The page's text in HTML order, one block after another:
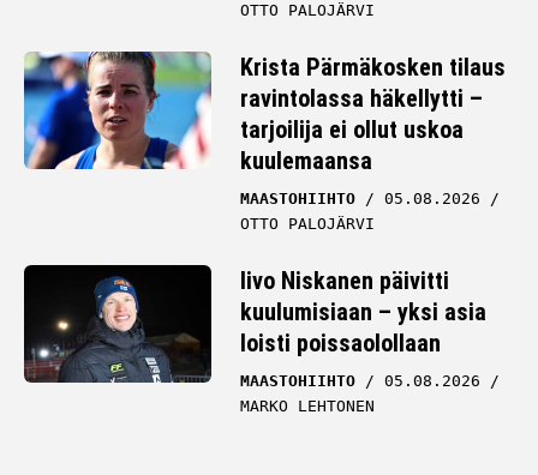
OTTO PALOJÄRVI
Krista Pärmäkosken tilaus
ravintolassa häkellytti –
tarjoilija ei ollut uskoa
kuulemaansa
MAASTOHIIHTO
05.08.2026
OTTO PALOJÄRVI
Iivo Niskanen päivitti
kuulumisiaan – yksi asia
loisti poissaolollaan
MAASTOHIIHTO
05.08.2026
MARKO LEHTONEN